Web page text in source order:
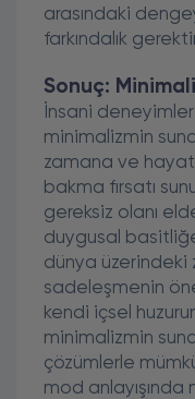
arasındaki
farkındalık
Sonuç:
İnsani
minimalizmin
zamana ve
bakma fırsatı
gereksiz olanı
duygusal
dünya üzerindeki
sadeleşmenin
kendi içsel
minimalizmin
çözümlerle
mod anlayışında